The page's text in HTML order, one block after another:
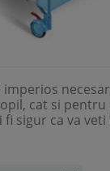
cat si
fi sigur ca va